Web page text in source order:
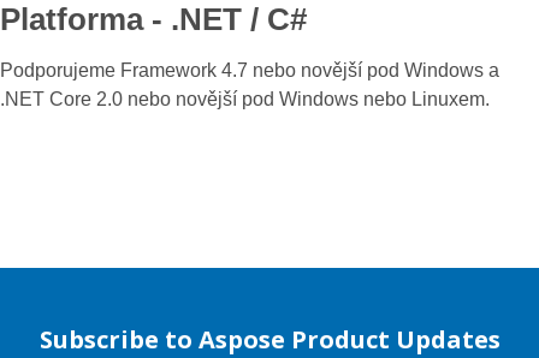
Platforma - .NET / C#
Podporujeme Framework 4.7 nebo novější pod Windows a
.NET Core 2.0 nebo novější pod Windows nebo Linuxem.
Subscribe to Aspose Product Updates